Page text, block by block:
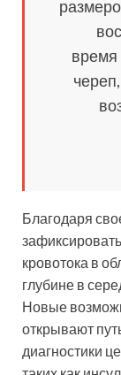
время
Благодаря
кровотока в
глубине в
Новые
открывают
диагностики